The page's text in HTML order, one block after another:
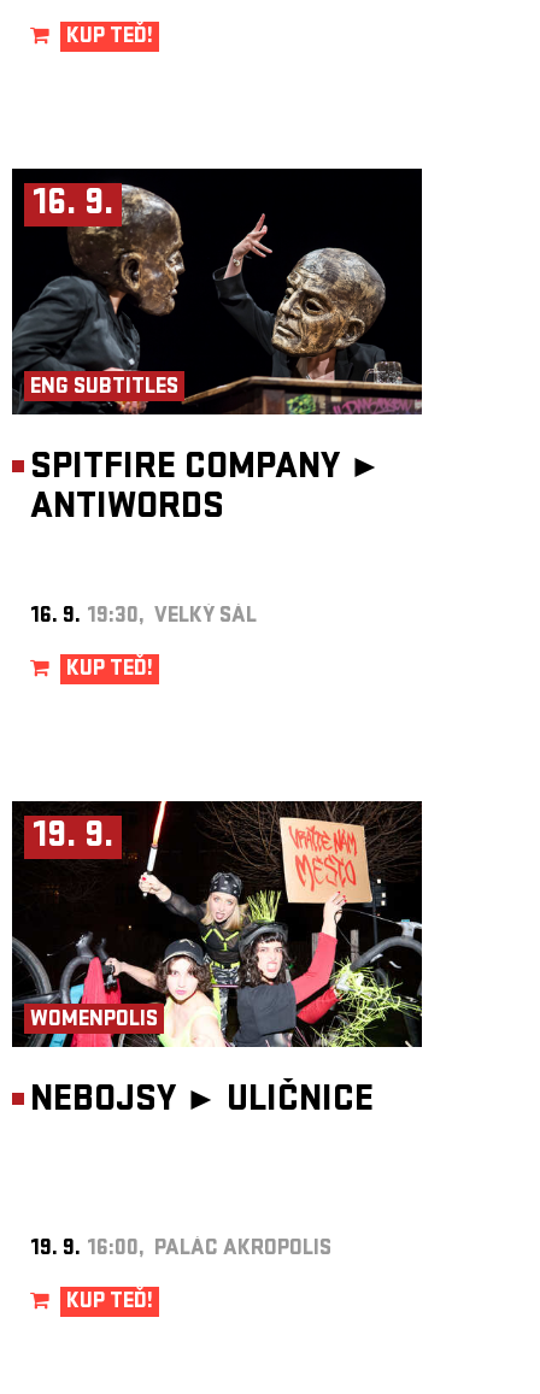
KUP TEĎ!
16. 9.
ENG SUBTITLES
SPITFIRE COMPANY ►
ANTIWORDS
16. 9. 19:30, VELKÝ SÁL
KUP TEĎ!
19. 9.
WOMENPOLIS
NEBOJSY ► ULIČNICE
19. 9. 16:00, PALÁC AKROPOLIS
KUP TEĎ!